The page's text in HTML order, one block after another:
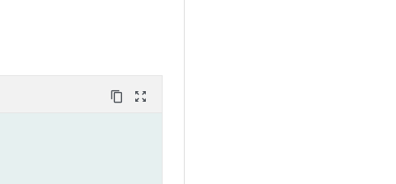
content_copy zoom_out_map